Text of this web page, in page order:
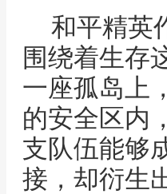
和平精英
围绕着生存
一座孤岛上
的安全区内
支队伍能够
接，却衍生